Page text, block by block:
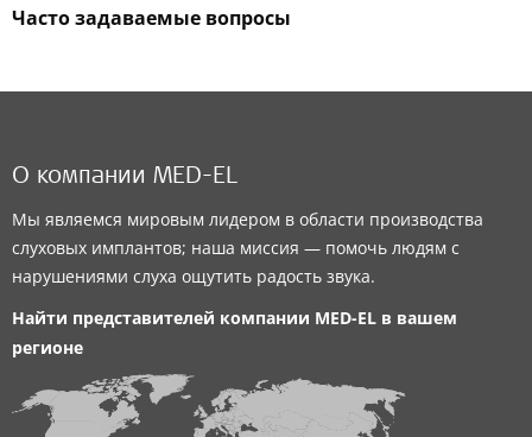
Часто задаваемые вопросы
О компании MED-EL
Мы являемся мировым лидером в области производства
слуховых имплантов; наша миссия — помочь людям с
нарушениями слуха ощутить радость звука.
Найти представителей компании MED-EL в вашем
регионе